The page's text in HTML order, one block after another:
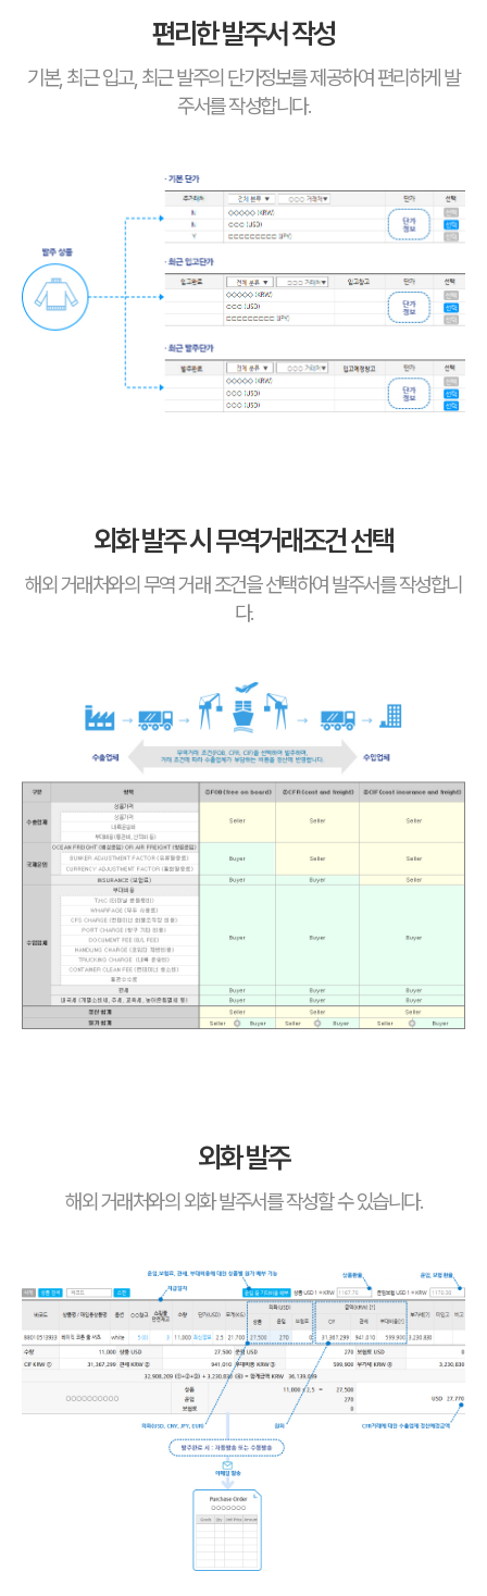
편리한 발주서 작성
기본, 최근 입고, 최근 발주의 단가정보를 제공하여 편리하게 발
주서를 작성합니다.
외화 발주 시 무역거래조건 선택
해외 거래처와의 무역 거래 조건을 선택하여 발주서를 작성합니
다.
외화 발주
해외 거래처와의 외화 발주서를 작성할 수 있습니다.